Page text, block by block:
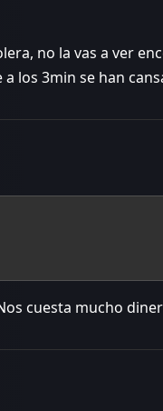
no la vas a ver
los 3min se han
cuesta mucho